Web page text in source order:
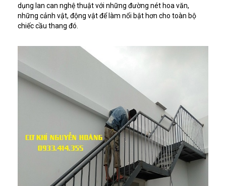
dụng lan can nghệ thuật với những đường nét hoa văn,
những cảnh vật, động vật để làm nổi bật hơn cho toàn bộ
chiếc cầu thang đó.